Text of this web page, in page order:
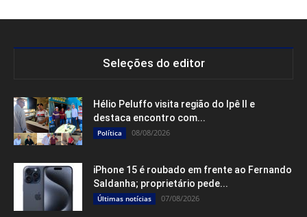
Seleções do editor
Hélio Peluffo visita região do Ipê II e
destaca encontro com...
Política 08/08/2026
iPhone 15 é roubado em frente ao Fernando
Saldanha; proprietário pede...
Últimas notícias 07/08/2026